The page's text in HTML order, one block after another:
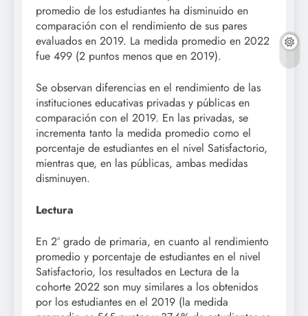
promedio de los estudiantes ha disminuido en
comparación con el rendimiento de sus pares
evaluados en 2019. La medida promedio en 2022
fue 499 (2 puntos menos que en 2019).
Se observan diferencias en el rendimiento de las
instituciones educativas privadas y públicas en
comparación con el 2019. En las privadas, se
incrementa tanto la medida promedio como el
porcentaje de estudiantes en el nivel Satisfactorio,
mientras que, en las públicas, ambas medidas
disminuyen.
Lectura
En 2° grado de primaria, en cuanto al rendimiento
promedio y porcentaje de estudiantes en el nivel
Satisfactorio, los resultados en Lectura de la
cohorte 2022 son muy similares a los obtenidos
por los estudiantes en el 2019 (la medida